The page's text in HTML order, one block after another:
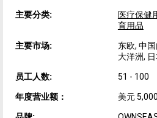
主要分类: 医疗保健
育用品
主要市场:
东欧, 中
大洋洲,
员工人数: 51 - 100
年度营业额： 美元